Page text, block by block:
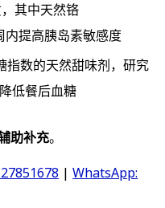
其中天然铬
内提高胰岛素敏感度
指数的天然甜味剂，研究
低餐后血糖
助补充。
|WhatsApp: